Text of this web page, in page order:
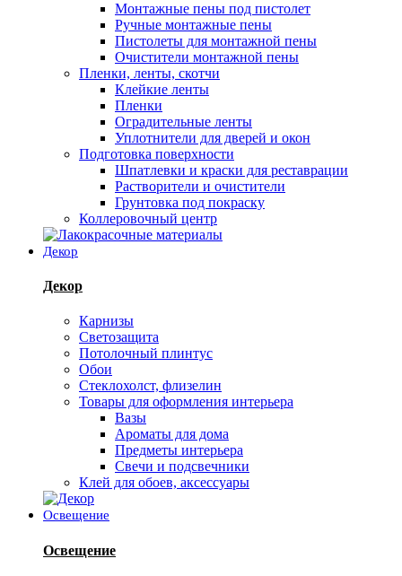
Монтажные пены под пистолет
Ручные монтажные пены
Пистолеты для монтажной пены
Очистители монтажной пены
Пленки, ленты, скотчи
Клейкие ленты
Пленки
Оградительные ленты
Уплотнители для дверей и окон
Подготовка поверхности
Шпатлевки и краски для реставрации
Растворители и очистители
Грунтовка под покраску
Коллеровочный центр
Декор
Декор
Карнизы
Светозащита
Потолочный плинтус
Обои
Стеклохолст, флизелин
Товары для оформления интерьера
Вазы
Ароматы для дома
Предметы интерьера
Свечи и подсвечники
Клей для обоев, аксессуары
Освещение
Освещение